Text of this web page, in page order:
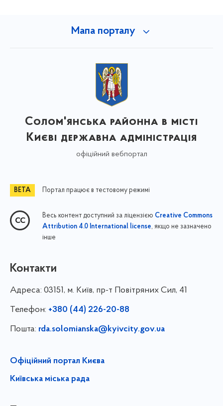
Мапа порталу
Солом'янська районна в місті
Києві державна адміністрація
офіційний вебпортал
Портал працює в тестовому режимі
Весь контент доступний за ліцензією Creative Commons
Attribution 4.0 International license, якщо не зазначено
інше
Контакти
Адреса: 03151, м. Київ, пр-т Повітряних Сил, 41
Телефон: +380 (44) 226-20-88
Пошта: rda.solomianska@kyivcity.gov.ua
Офіційний портал Києва
Київська міська рада